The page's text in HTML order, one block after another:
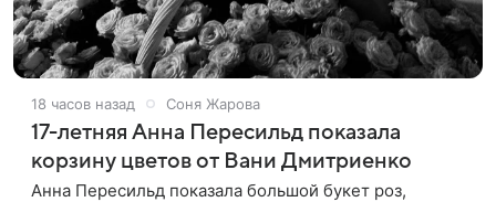
18 часов назад Соня Жарова
17-летняя Анна Пересильд показала
корзину цветов от Вани Дмитриенко
Анна Пересильд показала большой букет роз,